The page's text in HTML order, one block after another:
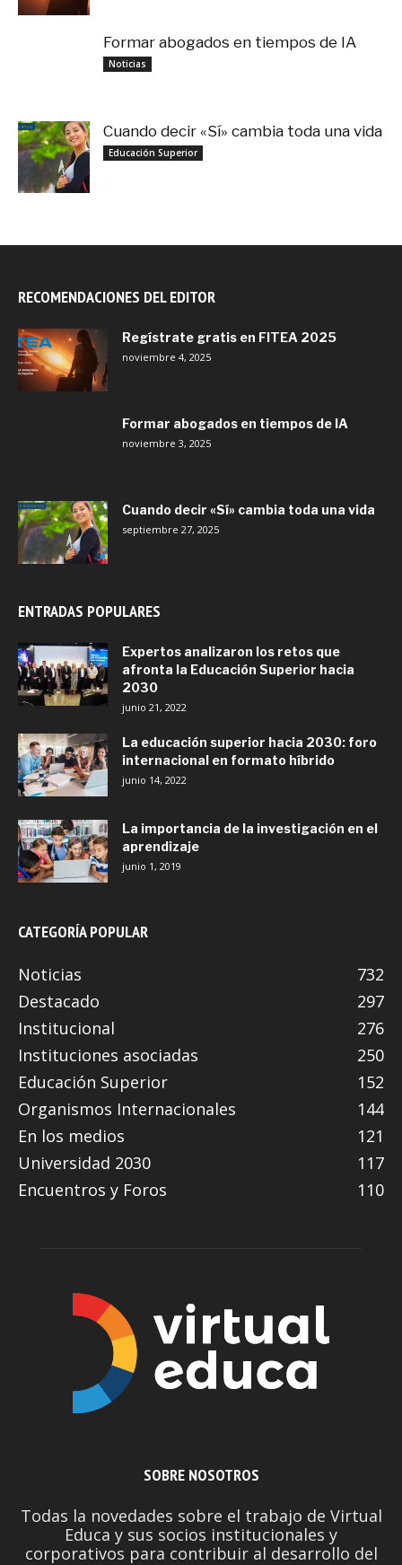
Formar abogados en tiempos de IA
Noticias
Cuando decir «Sí» cambia toda una vida
Educación Superior
RECOMENDACIONES DEL EDITOR
Regístrate gratis en FITEA 2025
noviembre 4, 2025
Formar abogados en tiempos de IA
noviembre 3, 2025
Cuando decir «Sí» cambia toda una vida
septiembre 27, 2025
ENTRADAS POPULARES
Expertos analizaron los retos que
afronta la Educación Superior hacia
2030
junio 21, 2022
La educación superior hacia 2030: foro
internacional en formato híbrido
junio 14, 2022
La importancia de la investigación en el
aprendizaje
junio 1, 2019
CATEGORÍA POPULAR
Noticias
732
Destacado
297
Institucional
276
Instituciones asociadas
250
Educación Superior
152
Organismos Internacionales
144
En los medios
121
Universidad 2030
117
Encuentros y Foros
110
SOBRE NOSOTROS
Todas la novedades sobre el trabajo de Virtual
Educa y sus socios institucionales y
corporativos para contribuir al desarrollo del